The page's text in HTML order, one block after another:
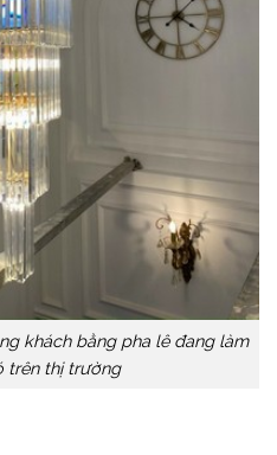
khách bằng pha lê đang làm
trên thị trường